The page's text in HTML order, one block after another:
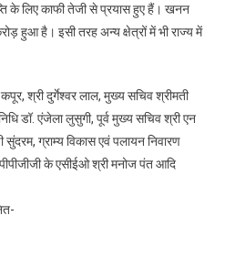
के लिए काफी तेजी से प्रयास हुए हैं। खनन
हुआ है। इसी तरह अन्य क्षेत्रों में भी राज्य में
श्री दुर्गेश्वर लाल, मुख्य सचिव श्रीमती
डॉ. एंजेला लुसुगी, पूर्व मुख्य सचिव श्री एन
ग्राम्य विकास एवं पलायन निवारण
के एसीईओ श्री मनोज पंत आदि